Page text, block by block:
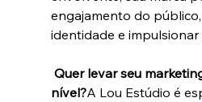
engajamento do
identidade e impulsionar
Quer levar seu
nível?A Lou Estúdio é